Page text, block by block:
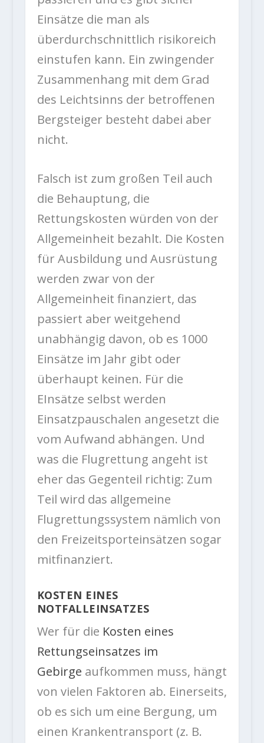
Einsätze die man als
überdurchschnittlich risikoreich
einstufen kann. Ein zwingender
Zusammenhang mit dem Grad
des Leichtsinns der betroffenen
Bergsteiger besteht dabei aber
nicht.
Falsch ist zum großen Teil auch
die Behauptung, die
Rettungskosten würden von der
Allgemeinheit bezahlt. Die Kosten
für Ausbildung und Ausrüstung
werden zwar von der
Allgemeinheit finanziert, das
passiert aber weitgehend
unabhängig davon, ob es 1000
Einsätze im Jahr gibt oder
überhaupt keinen. Für die
EInsätze selbst werden
Einsatzpauschalen angesetzt die
vom Aufwand abhängen. Und
was die Flugrettung angeht ist
eher das Gegenteil richtig: Zum
Teil wird das allgemeine
Flugrettungssystem nämlich von
den Freizeitsporteinsätzen sogar
mitfinanziert.
KOSTEN EINES
NOTFALLEINSATZES
Wer für die Kosten eines
Rettungseinsatzes im
Gebirge aufkommen muss, hängt
von vielen Faktoren ab. Einerseits,
ob es sich um eine Bergung, um
einen Krankentransport (z. B.